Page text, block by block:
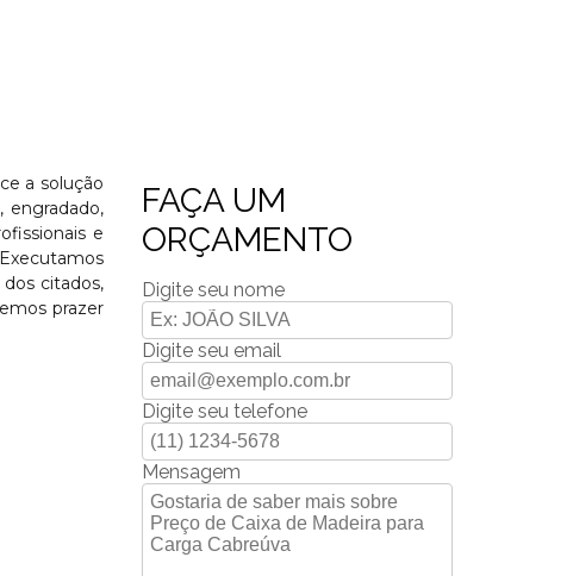
a solução
engradado,
e
citados,
prazer
FAÇA UM
ORÇAMENTO
Digite seu nome
Digite seu email
Digite seu telefone
Mensagem